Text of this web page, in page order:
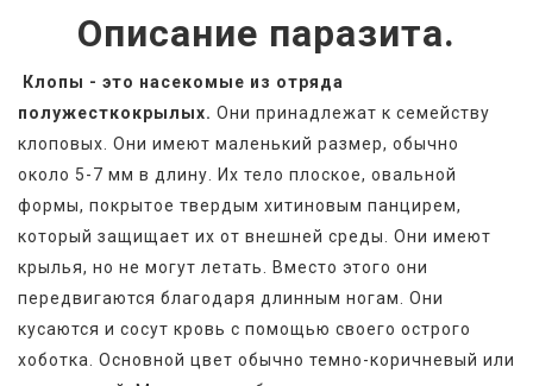
Описание паразита.
Клопы - это насекомые из отряда
полужесткокрылых. Они принадлежат к семейству
клоповых. Они имеют маленький размер, обычно
около 5-7 мм в длину. Их тело плоское, овальной
формы, покрытое твердым хитиновым панцирем,
который защищает их от внешней среды. Они имеют
крылья, но не могут летать. Вместо этого они
передвигаются благодаря длинным ногам. Они
кусаются и сосут кровь с помощью своего острого
хоботка. Основной цвет обычно темно-коричневый или